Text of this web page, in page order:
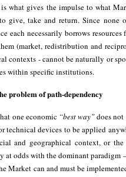
what gives the impulse to what
give, take and return. Since none
each necessarily borrows
(market, redistribution and
contexts - cannot be naturally or
within specific institutions.
problem of path-dependency
one economic “best way”does
technical devices to be applied
and geographical context, or the
at odds with the dominant paradigm
Market can and must be